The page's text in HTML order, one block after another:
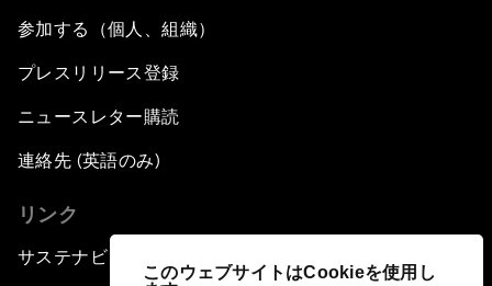
このウェブサイトはCookieを使用し
参加する（個人、組織）
プレスリリース登録
ニュースレター購読
連絡先 (英語のみ)
リンク
サステナビリティへの取り組み